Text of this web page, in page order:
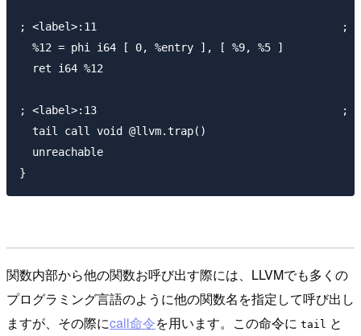
; <label>:11                                      ;
  %12 = phi i64 [ 0, %entry ], [ %9, %5 ]
  ret i64 %12
; <label>:13                                      ;
  tail call void @llvm.trap()
  unreachable
関数内部から他の関数お呼び出す際には、LLVMでも多くの
プログラミング言語のように他の関数名を指定して呼び出し
ますが、その際にcall命令を用います。この命令に tail と